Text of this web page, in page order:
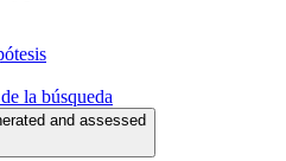
la búsqueda
and assessed